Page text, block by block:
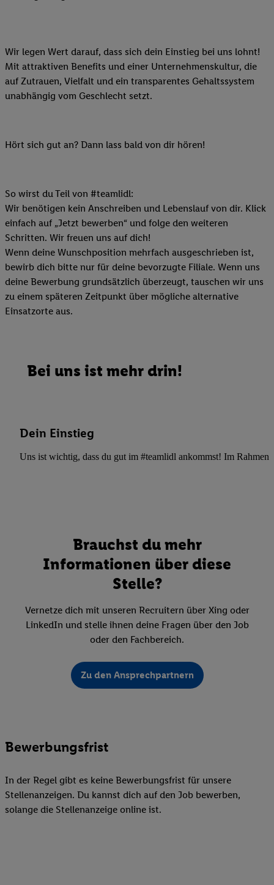
Wir legen Wert darauf, dass sich dein Einstieg bei uns lohnt!
Mit attraktiven Benefits und einer Unternehmenskultur, die
auf Zutrauen, Vielfalt und ein transparentes Gehaltssystem
unabhängig vom Geschlecht setzt.
Hört sich gut an? Dann lass bald von dir hören!
So wirst du Teil von #teamlidl:
Wir benötigen kein Anschreiben und Lebenslauf von dir. Klick
einfach auf „Jetzt bewerben“ und folge den weiteren
Schritten. Wir freuen uns auf dich!
Wenn deine Wunschposition mehrfach ausgeschrieben ist,
bewirb dich bitte nur für deine bevorzugte Filiale. Wenn uns
deine Bewerbung grundsätzlich überzeugt, tauschen wir uns
zu einem späteren Zeitpunkt über mögliche alternative
Einsatzorte aus.
Bei uns ist mehr drin!
Dein Einstieg
Uns ist wichtig, dass du gut im #teamlidl ankommst! Im Rahmen
Brauchst du mehr
Informationen über diese
Stelle?
Vernetze dich mit unseren Recruitern über Xing oder
LinkedIn und stelle ihnen deine Fragen über den Job
oder den Fachbereich.
Zu den Ansprechpartnern
Bewerbungsfrist
In der Regel gibt es keine Bewerbungsfrist für unsere
Stellenanzeigen. Du kannst dich auf den Job bewerben,
solange die Stellenanzeige online ist.